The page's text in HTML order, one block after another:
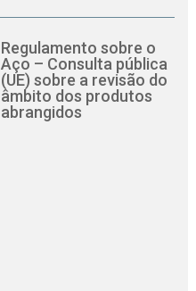
Regulamento sobre o
Aço – Consulta pública
(UE) sobre a revisão do
âmbito dos produtos
abrangidos